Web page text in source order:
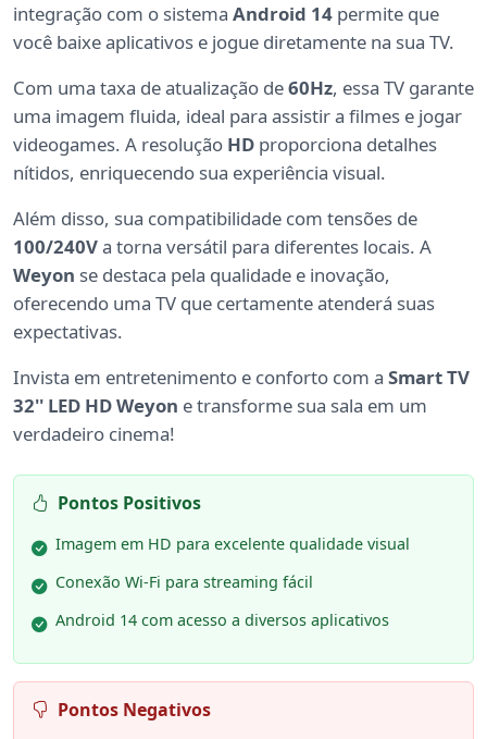
integração com o sistema Android 14 permite que
você baixe aplicativos e jogue diretamente na sua TV.
Com uma taxa de atualização de60Hz, essa TV garante
uma imagem fluida, ideal para assistir a filmes e jogar
videogames. A resolução HD proporciona detalhes
nítidos, enriquecendo sua experiência visual.
Além disso, sua compatibilidade com tensões de
100/240Va torna versátil para diferentes locais. A
Weyon se destaca pela qualidade e inovação,
oferecendo uma TV que certamente atenderá suas
expectativas.
Invista em entretenimento e conforto com a Smart TV
32'' LED HD Weyon e transforme sua sala em um
verdadeiro cinema!
Pontos Positivos
Imagem em HD para excelente qualidade visual
Conexão Wi-Fi para streaming fácil
Android 14 com acesso a diversos aplicativos
Pontos Negativos